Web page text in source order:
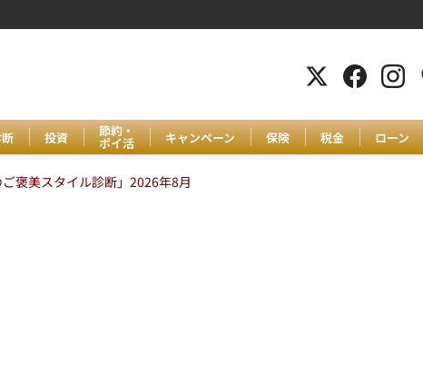
投資 節約・
ポイ活 キャンペーン 保険 税金 ローン
褒美スタイル診断」2026年8月